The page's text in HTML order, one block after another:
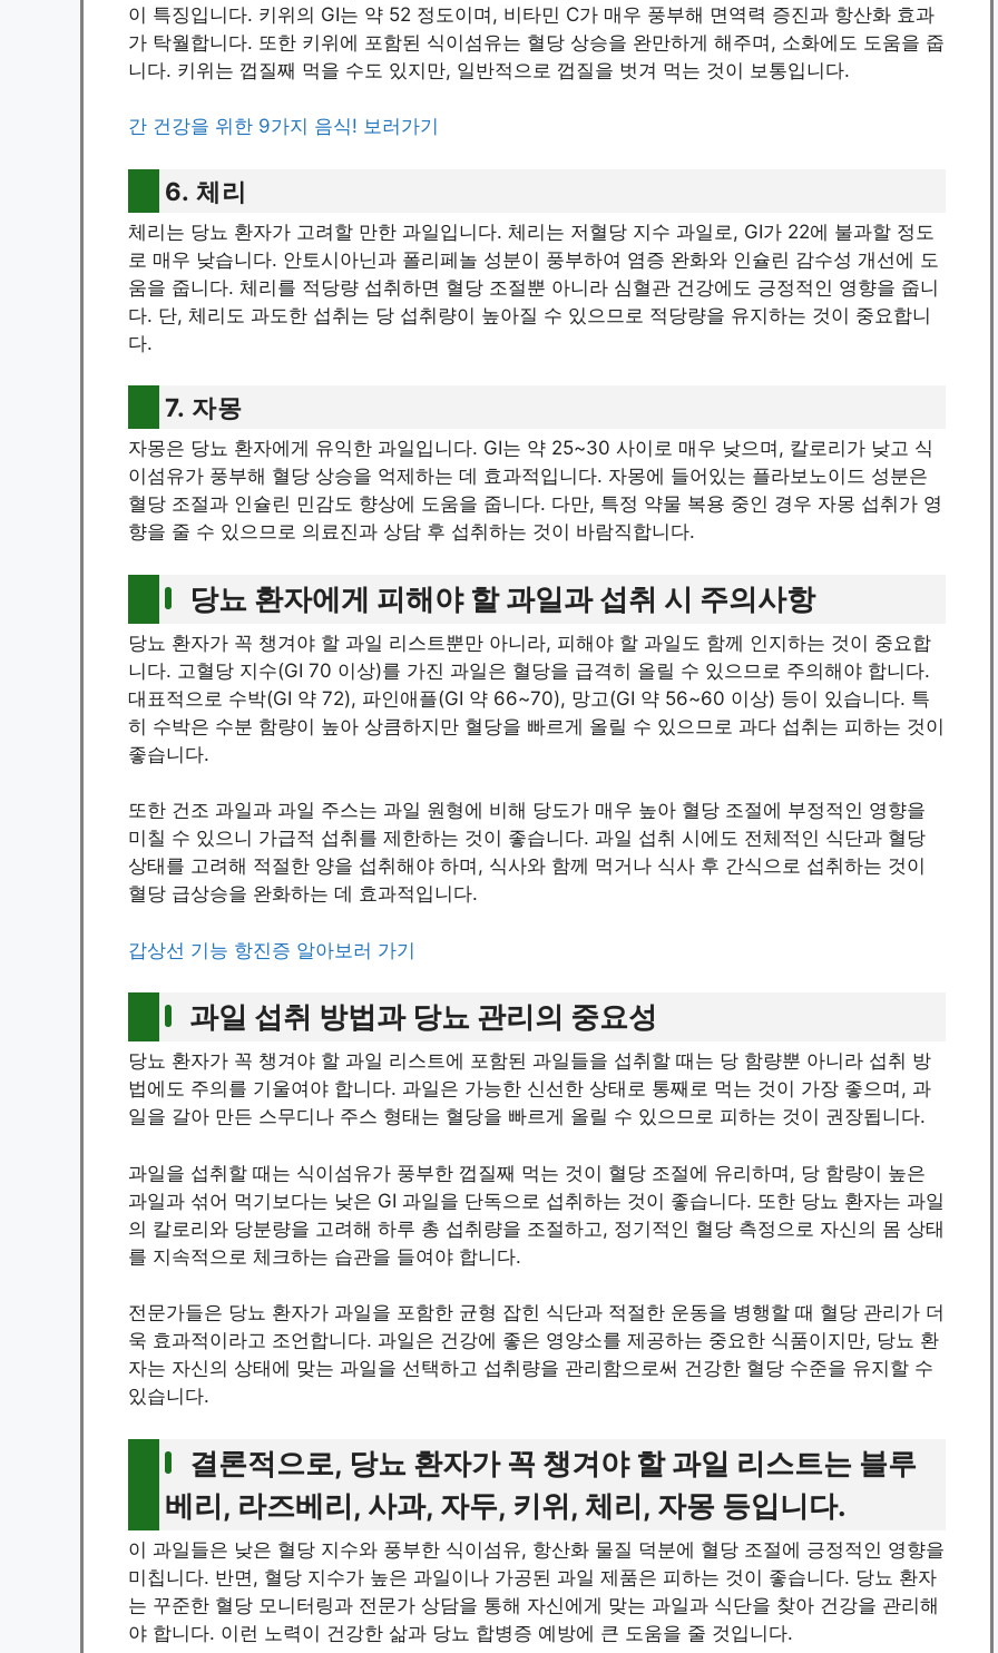
이 특징입니다. 키위의 GI는 약 52 정도이며, 비타민 C가 매우 풍부해 면역력 증진과 항산화 효과
가 탁월합니다. 또한 키위에 포함된 식이섬유는 혈당 상승을 완만하게 해주며, 소화에도 도움을 줍
니다. 키위는 껍질째 먹을 수도 있지만, 일반적으로 껍질을 벗겨 먹는 것이 보통입니다.
간 건강을 위한 9가지 음식! 보러가기
6. 체리
체리는 당뇨 환자가 고려할 만한 과일입니다. 체리는 저혈당 지수 과일로, GI가 22에 불과할 정도
로 매우 낮습니다. 안토시아닌과 폴리페놀 성분이 풍부하여 염증 완화와 인슐린 감수성 개선에 도
움을 줍니다. 체리를 적당량 섭취하면 혈당 조절뿐 아니라 심혈관 건강에도 긍정적인 영향을 줍니
다. 단, 체리도 과도한 섭취는 당 섭취량이 높아질 수 있으므로 적당량을 유지하는 것이 중요합니
다.
7. 자몽
자몽은 당뇨 환자에게 유익한 과일입니다. GI는 약 25~30 사이로 매우 낮으며, 칼로리가 낮고 식
이섬유가 풍부해 혈당 상승을 억제하는 데 효과적입니다. 자몽에 들어있는 플라보노이드 성분은
혈당 조절과 인슐린 민감도 향상에 도움을 줍니다. 다만, 특정 약물 복용 중인 경우 자몽 섭취가 영
향을 줄 수 있으므로 의료진과 상담 후 섭취하는 것이 바람직합니다.
당뇨 환자에게 피해야 할 과일과 섭취 시 주의사항
당뇨 환자가 꼭 챙겨야 할 과일 리스트뿐만 아니라, 피해야 할 과일도 함께 인지하는 것이 중요합
니다. 고혈당 지수(GI 70 이상)를 가진 과일은 혈당을 급격히 올릴 수 있으므로 주의해야 합니다.
대표적으로 수박(GI 약 72), 파인애플(GI 약 66~70), 망고(GI 약 56~60 이상) 등이 있습니다. 특
히 수박은 수분 함량이 높아 상큼하지만 혈당을 빠르게 올릴 수 있으므로 과다 섭취는 피하는 것이
좋습니다.
또한 건조 과일과 과일 주스는 과일 원형에 비해 당도가 매우 높아 혈당 조절에 부정적인 영향을
미칠 수 있으니 가급적 섭취를 제한하는 것이 좋습니다. 과일 섭취 시에도 전체적인 식단과 혈당
상태를 고려해 적절한 양을 섭취해야 하며, 식사와 함께 먹거나 식사 후 간식으로 섭취하는 것이
혈당 급상승을 완화하는 데 효과적입니다.
갑상선 기능 항진증 알아보러 가기
과일 섭취 방법과 당뇨 관리의 중요성
당뇨 환자가 꼭 챙겨야 할 과일 리스트에 포함된 과일들을 섭취할 때는 당 함량뿐 아니라 섭취 방
법에도 주의를 기울여야 합니다. 과일은 가능한 신선한 상태로 통째로 먹는 것이 가장 좋으며, 과
일을 갈아 만든 스무디나 주스 형태는 혈당을 빠르게 올릴 수 있으므로 피하는 것이 권장됩니다.
과일을 섭취할 때는 식이섬유가 풍부한 껍질째 먹는 것이 혈당 조절에 유리하며, 당 함량이 높은
과일과 섞어 먹기보다는 낮은 GI 과일을 단독으로 섭취하는 것이 좋습니다. 또한 당뇨 환자는 과일
의 칼로리와 당분량을 고려해 하루 총 섭취량을 조절하고, 정기적인 혈당 측정으로 자신의 몸 상태
를 지속적으로 체크하는 습관을 들여야 합니다.
전문가들은 당뇨 환자가 과일을 포함한 균형 잡힌 식단과 적절한 운동을 병행할 때 혈당 관리가 더
욱 효과적이라고 조언합니다. 과일은 건강에 좋은 영양소를 제공하는 중요한 식품이지만, 당뇨 환
자는 자신의 상태에 맞는 과일을 선택하고 섭취량을 관리함으로써 건강한 혈당 수준을 유지할 수
있습니다.
결론적으로, 당뇨 환자가 꼭 챙겨야 할 과일 리스트는 블루
베리, 라즈베리, 사과, 자두, 키위, 체리, 자몽 등입니다.
이 과일들은 낮은 혈당 지수와 풍부한 식이섬유, 항산화 물질 덕분에 혈당 조절에 긍정적인 영향을
미칩니다. 반면, 혈당 지수가 높은 과일이나 가공된 과일 제품은 피하는 것이 좋습니다. 당뇨 환자
는 꾸준한 혈당 모니터링과 전문가 상담을 통해 자신에게 맞는 과일과 식단을 찾아 건강을 관리해
야 합니다. 이런 노력이 건강한 삶과 당뇨 합병증 예방에 큰 도움을 줄 것입니다.